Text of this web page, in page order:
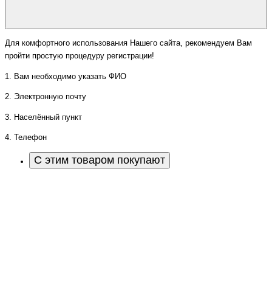
Для комфортного использования Нашего сайта, рекомендуем Вам
пройти простую процедуру регистрации!
1. Вам необходимо указать ФИО
2. Электронную почту
3. Населённый пункт
4. Телефон
С этим товаром покупают